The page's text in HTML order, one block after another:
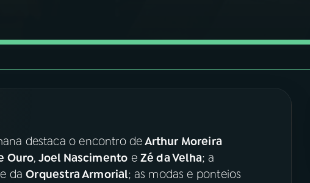
destaca o encontro deArthur Moreira
Ouro, Joel Nascimento e Zé da Velha; a
daOrquestra Armorial; as modas e ponteios